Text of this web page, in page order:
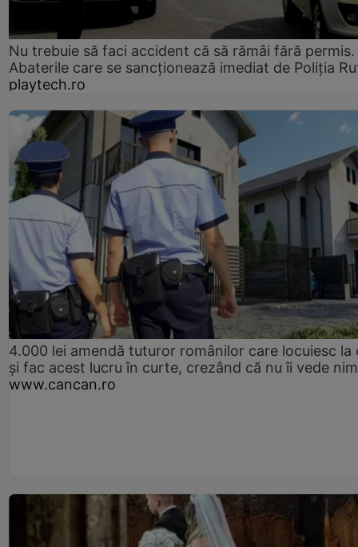
Nu trebuie să faci accident că să rămâi fără permis.
Abaterile care se sancționează imediat de Poliţia
playtech.ro
4.000 lei amendă tuturor românilor care locuiesc la
și fac acest lucru în curte, crezând că nu îi vede
www.cancan.ro